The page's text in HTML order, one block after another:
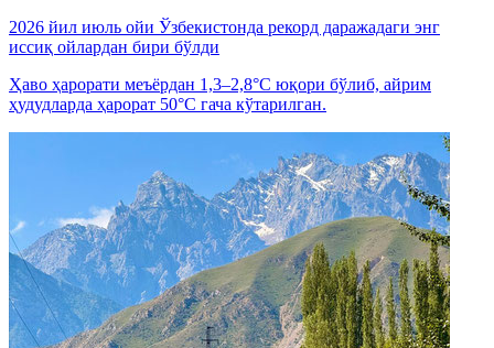
2026 йил июль ойи Ўзбекистонда рекорд даражадаги энг
иссиқ ойлардан бири бўлди
Ҳаво ҳарорати меъёрдан 1,3–2,8°C юқори бўлиб, айрим
ҳудудларда ҳарорат 50°C гача кўтарилган.